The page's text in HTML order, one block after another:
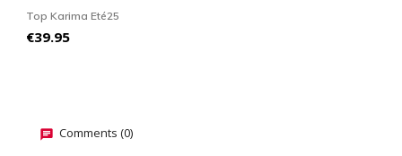
Top Karima Eté25
Price
€39.95
Comments (0)